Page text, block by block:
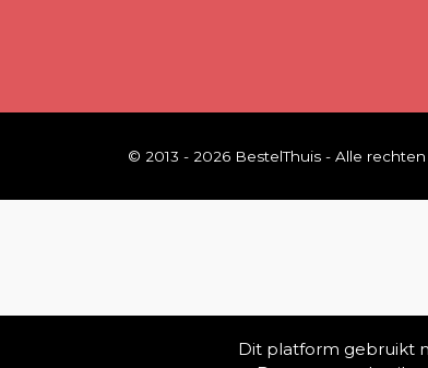
© 2013 - 2026 BestelThuis - Alle
Dit platform gebruikt